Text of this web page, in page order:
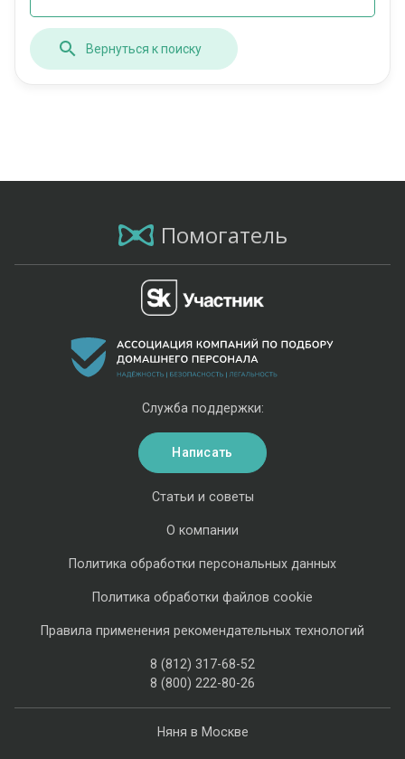
Вернуться к поиску
Помогатель
Няня в Москве
Статьи и советы
О компании
Политика обработки персональных данных
Политика обработки файлов cookie
Правила применения рекомендательных технологий
8 (812) 317-68-52
8 (800) 222-80-26
Служба поддержки:
Написать